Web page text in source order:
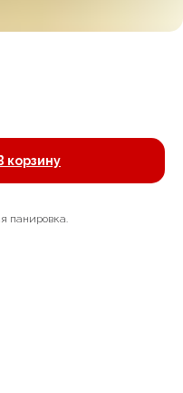
корзину
панировка.